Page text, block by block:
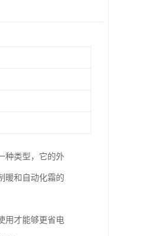
种类型，它的外
暖和自动化霜的
用才能够更省电